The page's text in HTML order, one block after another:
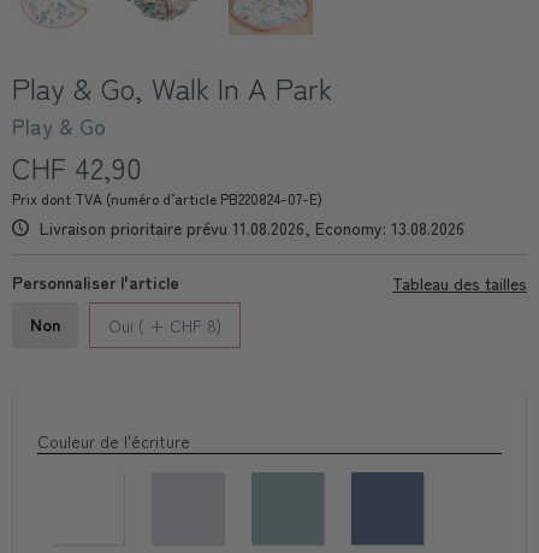
Play & Go, Walk In A Park
Play & Go
CHF 42,90
Prix dont TVA (numéro d’article PB220824-07-E)
Livraison prioritaire prévu 11.08.2026, Economy: 13.08.2026
Tableau des tailles
Personnaliser l'article
Non
Oui ( + CHF 8)
Couleur de l'écriture